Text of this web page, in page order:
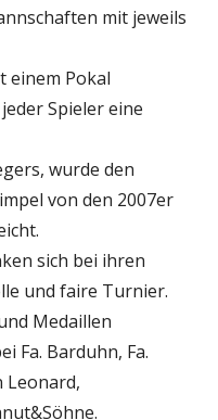
mit jeweils
einem Pokal
Spieler eine
wurde den
von den 2007er
sich bei ihren
und faire Turnier.
Medaillen
Fa. Barduhn, Fa.
Leonard,